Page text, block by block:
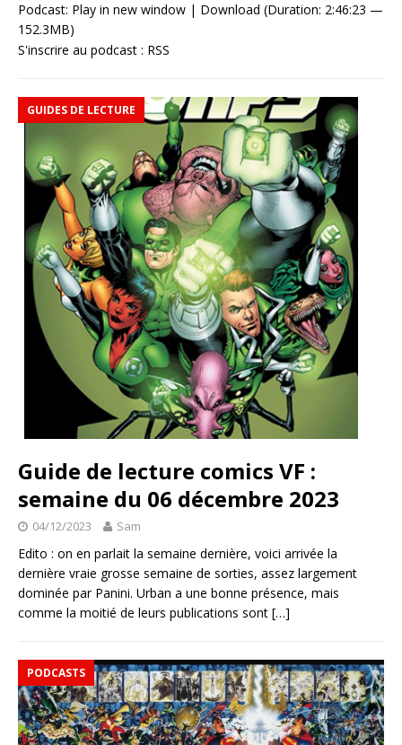
Podcast: Play in new window | Download (Duration: 2:46:23 —
152.3MB)
S'inscrire au podcast : RSS
GUIDES DE LECTURE
Guide de lecture comics VF :
semaine du 06 décembre 2023
04/12/2023 Sam
Edito : on en parlait la semaine dernière, voici arrivée la
dernière vraie grosse semaine de sorties, assez largement
dominée par Panini. Urban a une bonne présence, mais
comme la moitié de leurs publications sont […]
PODCASTS